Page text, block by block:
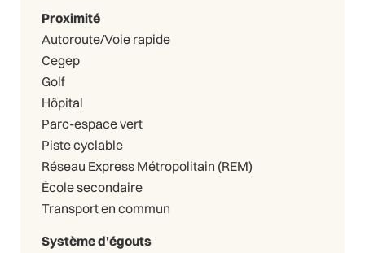
Proximité
Autoroute/Voie rapide
Cegep
Golf
Hôpital
Parc-espace vert
Piste cyclable
Réseau Express Métropolitain (REM)
École secondaire
Transport en commun
Système d'égouts